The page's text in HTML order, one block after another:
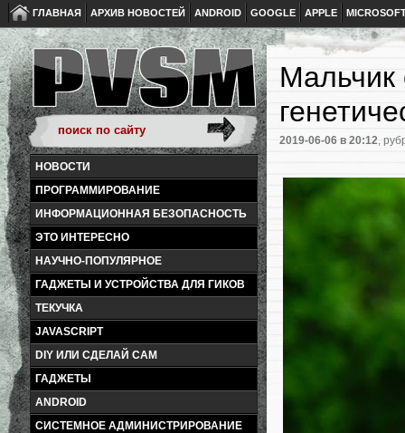
ГЛАВНАЯ АРХИВ НОВОСТЕЙ ANDROID GOOGLE APPLE
НОВОСТИ
ПРОГРАММИРОВАНИЕ
ИНФОРМАЦИОННАЯ БЕЗОПАСНОСТЬ
ЭТО ИНТЕРЕСНО
НАУЧНО-ПОПУЛЯРНОЕ
ГАДЖЕТЫ И УСТРОЙСТВА ДЛЯ ГИКОВ
ТЕКУЧКА
JAVASCRIPT
DIY ИЛИ СДЕЛАЙ САМ
ГАДЖЕТЫ
ANDROID
СИСТЕМНОЕ АДМИНИСТРИРОВАНИЕ
Мальчик
2019-06-06 в 20:12,